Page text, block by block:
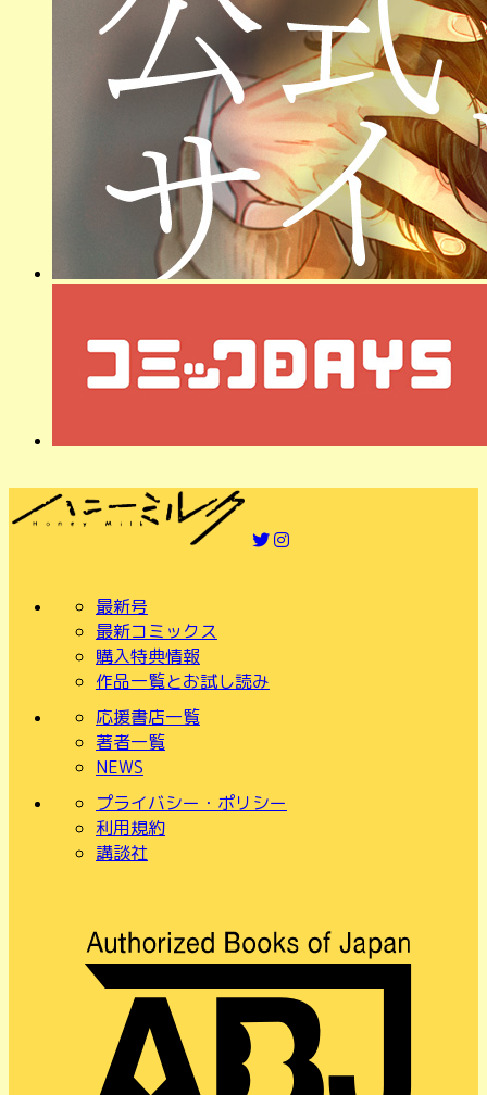
最新号
最新コミックス
購入特典情報
作品一覧とお試し読み
応援書店一覧
著者一覧
NEWS
プライバシー・ポリシー
利用規約
講談社